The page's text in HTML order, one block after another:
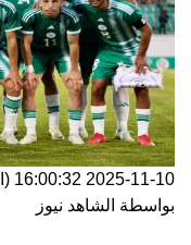
2025-11-10 16:00:32
بواسطة الشاهد نيوز